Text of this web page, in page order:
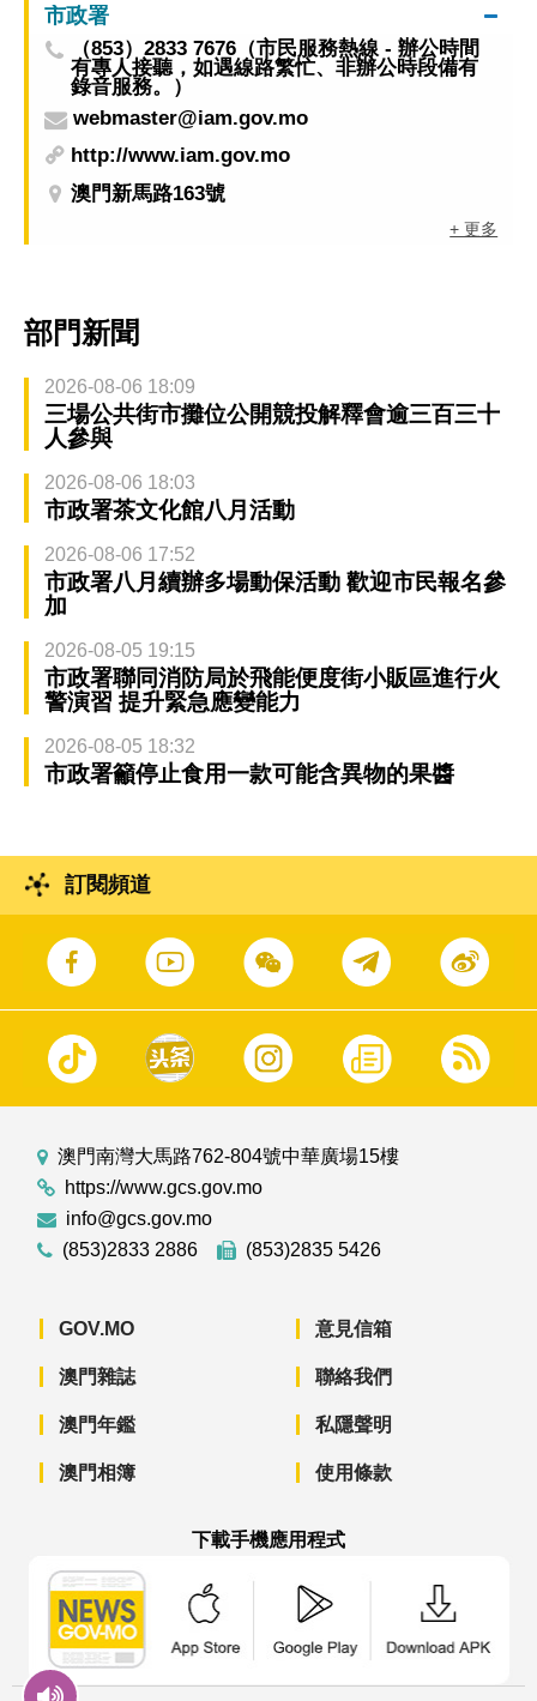
市政署
（853）2833 7676（市民服務熱線 - 辦公時間
有專人接聽，如遇線路繁忙、非辦公時段備有
錄音服務。）
webmaster@iam.gov.mo
http://www.iam.gov.mo
澳門新馬路163號
+ 更多
部門新聞
2026-08-06 18:09
三場公共街市攤位公開競投解釋會逾三百三十
人參與
2026-08-06 18:03
市政署茶文化館八月活動
2026-08-06 17:52
市政署八月續辦多場動保活動 歡迎市民報名參
加
2026-08-05 19:15
市政署聯同消防局於飛能便度街小販區進行火
警演習 提升緊急應變能力
2026-08-05 18:32
市政署籲停止食用一款可能含異物的果醬
訂閱頻道
澳門南灣大馬路762-804號中華廣場15樓
https://www.gcs.gov.mo
info@gcs.gov.mo
(853)2833 2886
(853)2835 5426
GOV.MO
澳門雜誌
澳門年鑑
澳門相簿
意見信箱
聯絡我們
私隱聲明
使用條款
下載手機應用程式